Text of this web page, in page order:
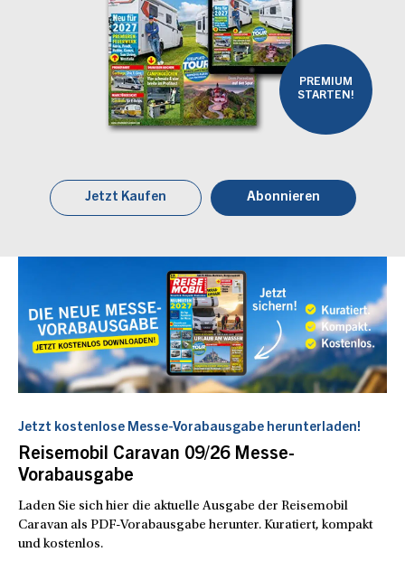
PREMIUM
STARTEN!
Jetzt Kaufen Abonnieren
Jetzt kostenlose Messe-Vorabausgabe herunterladen!
Reisemobil Caravan 09/26 Messe-
Vorabausgabe
Laden Sie sich hier die aktuelle Ausgabe der Reisemobil
Caravan als PDF-Vorabausgabe herunter. Kuratiert, kompakt
und kostenlos.